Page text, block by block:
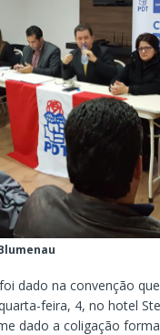
dado na convenção
feira, 4, no hotel
dado a coligação